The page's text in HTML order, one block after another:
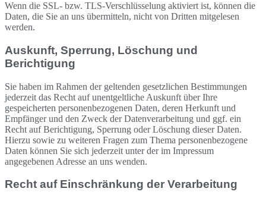
Wenn die SSL- bzw. TLS-Verschlüsselung aktiviert ist, können die
Daten, die Sie an uns übermitteln, nicht von Dritten mitgelesen
werden.
Auskunft, Sperrung, Löschung und
Berichtigung
Sie haben im Rahmen der geltenden gesetzlichen Bestimmungen
jederzeit das Recht auf unentgeltliche Auskunft über Ihre
gespeicherten personenbezogenen Daten, deren Herkunft und
Empfänger und den Zweck der Datenverarbeitung und ggf. ein
Recht auf Berichtigung, Sperrung oder Löschung dieser Daten.
Hierzu sowie zu weiteren Fragen zum Thema personenbezogene
Daten können Sie sich jederzeit unter der im Impressum
angegebenen Adresse an uns wenden.
Recht auf Einschränkung der Verarbeitung